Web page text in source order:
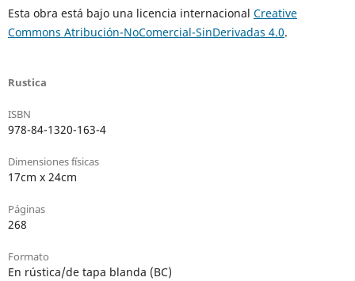
Esta obra está bajo una licencia internacional Creative
Commons Atribución-NoComercial-SinDerivadas 4.0.
Rustica
ISBN
978-84-1320-163-4
Dimensiones físicas
17cm x 24cm
Páginas
268
Formato
En rústica/de tapa blanda (BC)